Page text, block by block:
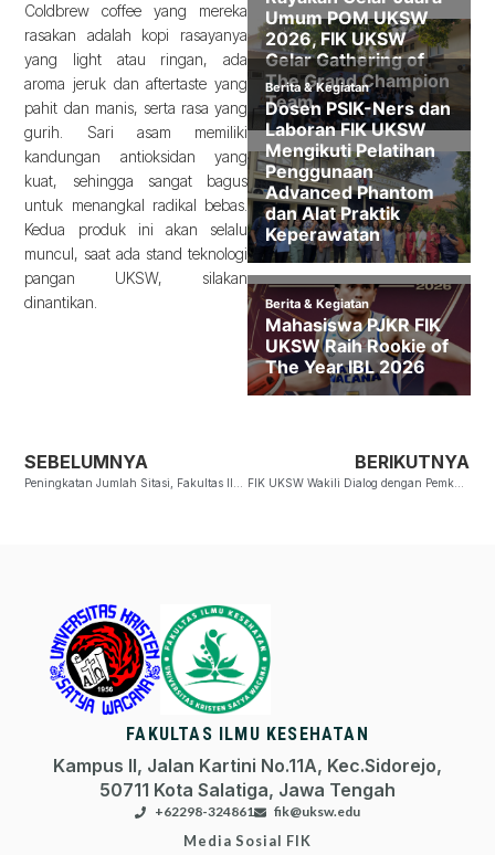
Coldbrew coffee yang mereka
rasakan adalah kopi rasayanya
yang light atau ringan, ada
aroma jeruk dan aftertaste yang
pahit dan manis, serta rasa yang
gurih. Sari asam memiliki
kandungan antioksidan yang
kuat, sehingga sangat bagus
untuk menangkal radikal bebas.
Kedua produk ini akan selalu
muncul, saat ada stand teknologi
pangan UKSW, silakan
dinantikan.
SEBELUMNYA BERIKUTNYA
FIK UKSW Wakili Dialog dengan Pemkab Blora Bersama 50 Perguruan Tinggi
FAKULTAS ILMU KESEHATAN
Kampus II, Jalan Kartini No.11A, Kec.Sidorejo,
50711 Kota Salatiga, Jawa Tengah
+62298-324861 fik@uksw.edu
Media Sosial FIK